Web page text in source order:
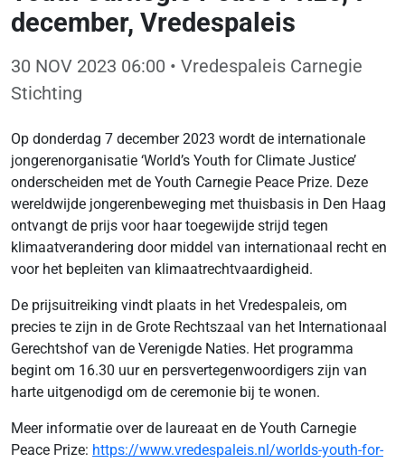
december, Vredespaleis
30 NOV 2023 06:00 • Vredespaleis Carnegie
Stichting
Op donderdag 7 december 2023 wordt de internationale
jongerenorganisatie ‘World’s Youth for Climate Justice’
onderscheiden met de Youth Carnegie Peace Prize. Deze
wereldwijde jongerenbeweging met thuisbasis in Den Haag
ontvangt de prijs voor haar toegewijde strijd tegen
klimaatverandering door middel van internationaal recht en
voor het bepleiten van klimaatrechtvaardigheid.
De prijsuitreiking vindt plaats in het Vredespaleis, om
precies te zijn in de Grote Rechtszaal van het Internationaal
Gerechtshof van de Verenigde Naties. Het programma
begint om 16.30 uur en persvertegenwoordigers zijn van
harte uitgenodigd om de ceremonie bij te wonen.
Meer informatie over de laureaat en de Youth Carnegie
Peace Prize: https://www.vredespaleis.nl/worlds-youth-for-